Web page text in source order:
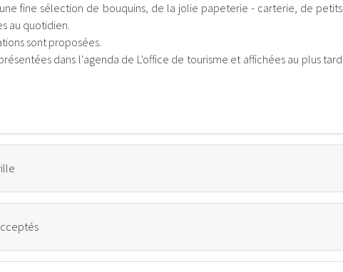
fine sélection de bouquins, de la jolie papeterie - carterie, de petits
au quotidien.
sont proposées.
dans l'agenda de L'office de tourisme et affichées au plus tard